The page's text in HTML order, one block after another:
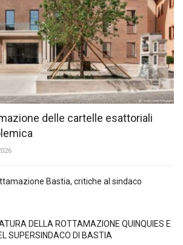
delle cartelle esattoriali
Bastia, critiche al sindaco
DELLA ROTTAMAZIONE QUINQUIES E
SUPERSINDACO DI BASTIA